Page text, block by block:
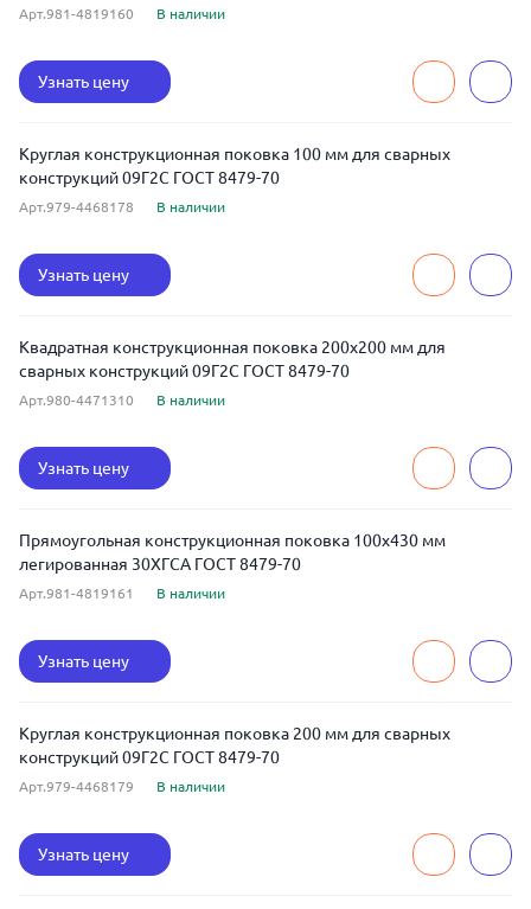
Арт.981-4819160 В наличии
Узнать цену
Круглая конструкционная поковка 100 мм для сварных
конструкций 09Г2С ГОСТ 8479-70
Арт.979-4468178 В наличии
Узнать цену
Квадратная конструкционная поковка 200x200 мм для
сварных конструкций 09Г2С ГОСТ 8479-70
Арт.980-4471310 В наличии
Узнать цену
Прямоугольная конструкционная поковка 100x430 мм
легированная 30ХГСА ГОСТ 8479-70
Арт.981-4819161 В наличии
Узнать цену
Круглая конструкционная поковка 200 мм для сварных
конструкций 09Г2С ГОСТ 8479-70
Арт.979-4468179 В наличии
Узнать цену